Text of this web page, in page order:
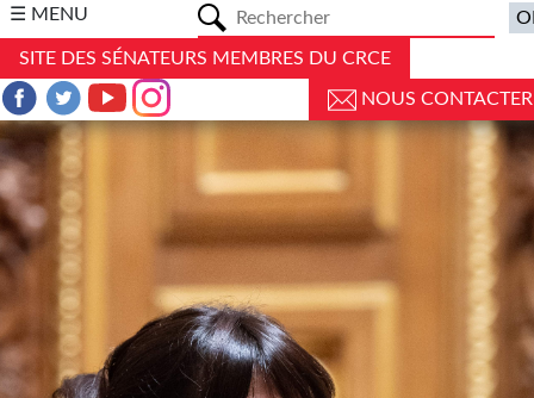
☰ MENU
SITE DES SÉNATEURS MEMBRES DU CRCE
NOUS CONTACTER